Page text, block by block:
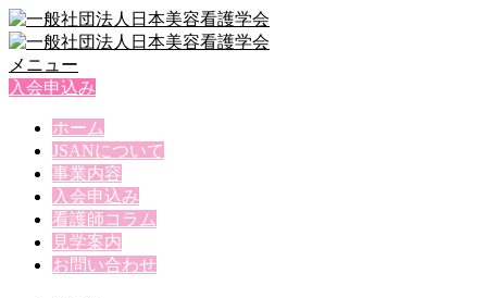
メニュー
入会申込み
ホーム
JSANについて
事業内容
入会申込み
看護師コラム
見学案内
お問い合わせ